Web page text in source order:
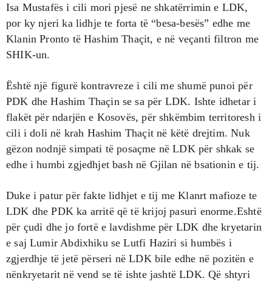
Isa Mustafës i cili mori pjesë ne shkatërrimin e LDK,
por ky njeri ka lidhje te forta të “besa-besës” edhe me
Klanin Pronto të Hashim Thaçit, e në veçanti filtron me
SHIK-un.
Është një figurë kontravreze i cili me shumë punoi për
PDK dhe Hashim Thaçin se sa për LDK. Ishte idhetar i
flakët për ndarjën e Kosovës, për shkëmbim territoresh i
cili i doli në krah Hashim Thaçit në këtë drejtim. Nuk
gëzon nodnjë simpati të posaçme në LDK për shkak se
edhe i humbi zgjedhjet bash në Gjilan në bsationin e tij.
Duke i patur për fakte lidhjet e tij me Klanrt mafioze te
LDK dhe PDK ka arritë që të krijoj pasuri enorme.Eshtë
për çudi dhe jo fortë e lavdishme për LDK dhe kryetarin
e saj Lumir Abdixhiku se Lutfi Haziri si humbës i
zgjerdhje të jetë përseri në LDK bile edhe në pozitën e
nënkryetarit në vend se të ishte jashtë LDK. Që shtyri